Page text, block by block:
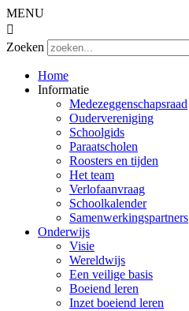
MENU

Zoeken
Home
Informatie
Medezeggenschapsraad
Oudervereniging
Schoolgids
Paraatscholen
Roosters en tijden
Het team
Verlofaanvraag
Schoolkalender
Samenwerkingspartners
Onderwijs
Visie
Wereldwijs
Een veilige basis
Boeiend leren
Inzet boeiend leren